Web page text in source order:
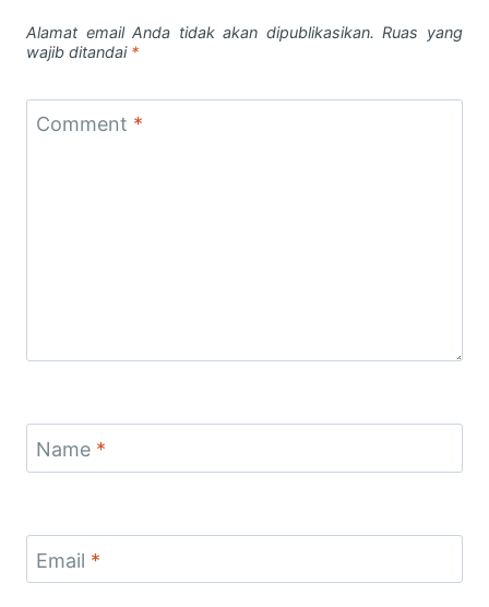
Alamat email Anda tidak akan dipublikasikan. Ruas yang
wajib ditandai *
Comment *
Name *
Email *